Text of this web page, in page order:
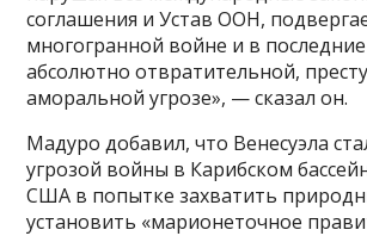
соглашения и Устав ООН,
многогранной войне и в
абсолютно отвратительной,
аморальной угрозе», — сказал он.
Мадуро добавил, что Венесуэла
угрозой войны в Карибском
США в попытке захватить
установить «марионеточное